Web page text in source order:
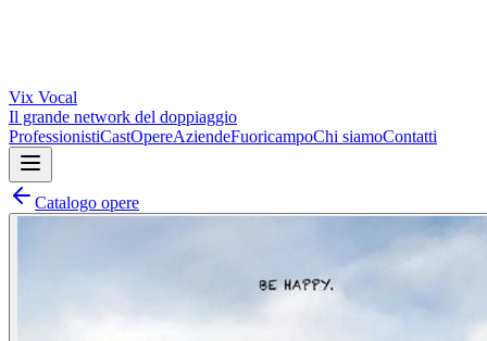
Vix Vocal
Il grande network del doppiaggio
ProfessionistiCastOpereAziendeFuoricampoChi siamoContatti
Catalogo opere